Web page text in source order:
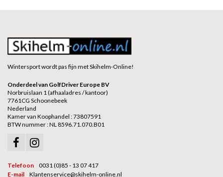
Wintersport wordt pas fijn met Skihelm-Online!
Onderdeel van GolfDriver Europe BV
Norbruislaan 1 (afhaaladres / kantoor)
7761CG Schoonebeek
Nederland
Kamer van Koophandel : 73807591
BTW nummer : NL 8596.71.070.B01
Telefoon
0031 (0)85 - 13 07 417
E-mail
Klantenservice@skihelm-online.nl